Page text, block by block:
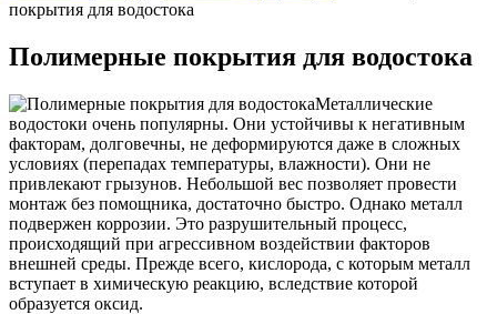
покрытия для водостока
Полимерные покрытия для водостока
Металлические
водостоки очень популярны. Они устойчивы к негативным
факторам, долговечны, не деформируются даже в сложных
условиях (перепадах температуры, влажности). Они не
привлекают грызунов. Небольшой вес позволяет провести
монтаж без помощника, достаточно быстро. Однако металл
подвержен коррозии. Это разрушительный процесс,
происходящий при агрессивном воздействии факторов
внешней среды. Прежде всего, кислорода, с которым металл
вступает в химическую реакцию, вследствие которой
образуется оксид.